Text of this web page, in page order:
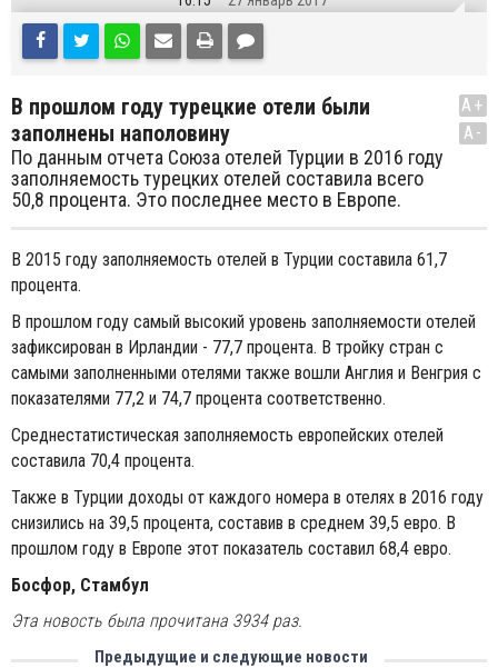
В прошлом году турецкие отели были
заполнены наполовину
По данным отчета Союза отелей Турции в 2016 году
заполняемость турецких отелей составила всего
50,8 процента. Это последнее место в Европе.
A+
A-
В 2015 году заполняемость отелей в Турции составила 61,7
процента.
В прошлом году самый высокий уровень заполняемости отелей
зафиксирован в Ирландии - 77,7 процента. В тройку стран с
самыми заполненными отелями также вошли Англия и Венгрия с
показателями 77,2 и 74,7 процента соответственно.
Среднестатистическая заполняемость европейских отелей
составила 70,4 процента.
Также в Турции доходы от каждого номера в отелях в 2016 году
снизились на 39,5 процента, составив в среднем 39,5 евро. В
прошлом году в Европе этот показатель составил 68,4 евро.
Босфор, Стамбул
Эта новость была прочитана 3934 раз.
Предыдущие и следующие новости